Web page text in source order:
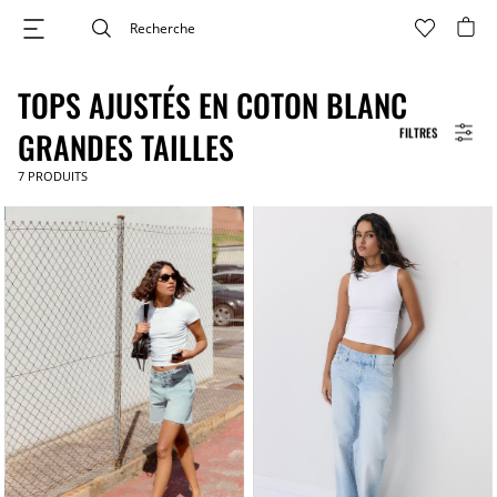
FILTRES
TOPS AJUSTÉS EN COTON BLANC
GRANDES TAILLES
7 PRODUITS